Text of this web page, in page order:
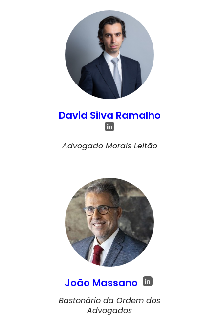
David Silva Ramalho
Advogado Morais Leitão
João Massano
Bastonário da Ordem dos
Advogados